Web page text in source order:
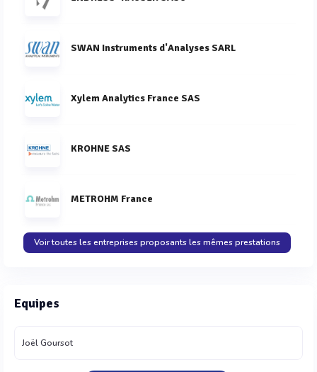
SWAN Instruments d'Analyses SARL
Xylem Analytics France SAS
KROHNE SAS
METROHM France
Voir toutes les entreprises proposants les mêmes prestations
Equipes
Joël Goursot